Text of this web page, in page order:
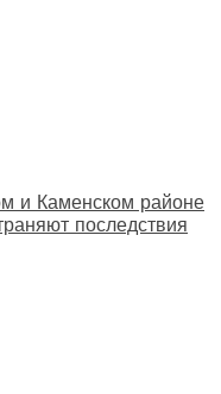
и Каменском районе
последствия